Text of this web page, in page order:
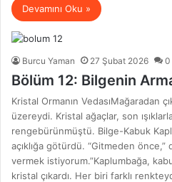
Devamını Oku »
Burcu Yaman 27 Şubat 2026 0
Bölüm 12: Bilgenin
Kristal Ormanın VedasıMağaradan
üzereydi. Kristal ağaçlar, son
rengebürünmüştü. Bilge-Kabuk
açıklığa götürdü. “Gitmeden
vermek istiyorum.”Kaplumbağa,
kristal çıkardı. Her biri farklı